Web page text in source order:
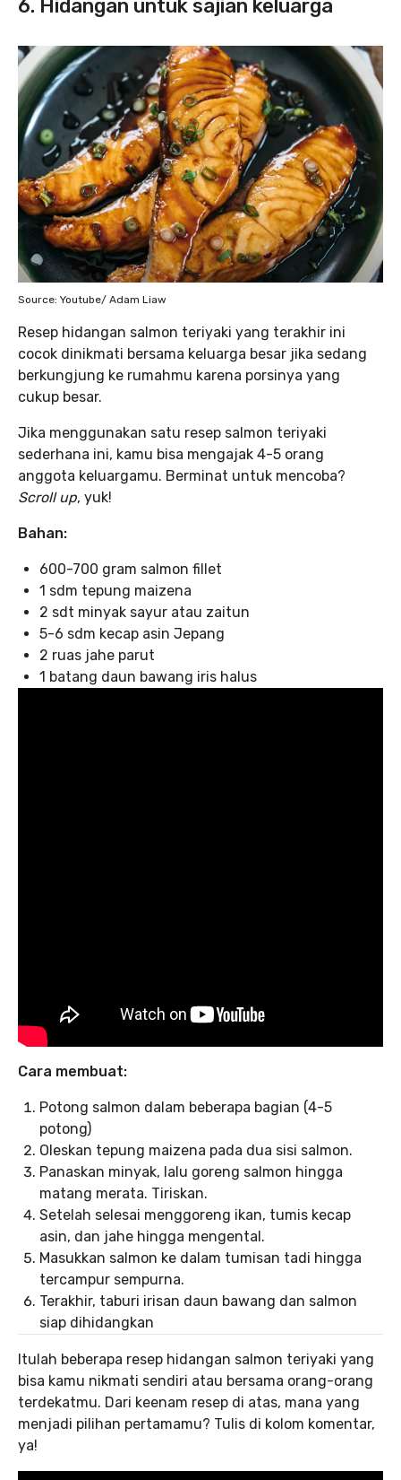
6. Hidangan untuk sajian keluarga
Source: Youtube/ Adam Liaw
Resep hidangan salmon teriyaki yang terakhir ini
cocok dinikmati bersama keluarga besar jika sedang
berkungjung ke rumahmu karena porsinya yang
cukup besar.
Jika menggunakan satu resep salmon teriyaki
sederhana ini, kamu bisa mengajak 4-5 orang
anggota keluargamu. Berminat untuk mencoba?
Scroll up, yuk!
Bahan:
600-700 gram salmon fillet
1 sdm tepung maizena
2 sdt minyak sayur atau zaitun
5-6 sdm kecap asin Jepang
2 ruas jahe parut
1 batang daun bawang iris halus
Cara membuat:
Potong salmon dalam beberapa bagian (4-5
potong)
Oleskan tepung maizena pada dua sisi salmon.
Panaskan minyak, lalu goreng salmon hingga
matang merata. Tiriskan.
Setelah selesai menggoreng ikan, tumis kecap
asin, dan jahe hingga mengental.
Masukkan salmon ke dalam tumisan tadi hingga
tercampur sempurna.
Terakhir, taburi irisan daun bawang dan salmon
siap dihidangkan
Itulah beberapa resep hidangan salmon teriyaki yang
bisa kamu nikmati sendiri atau bersama orang-orang
terdekatmu. Dari keenam resep di atas, mana yang
menjadi pilihan pertamamu? Tulis di kolom komentar,
ya!